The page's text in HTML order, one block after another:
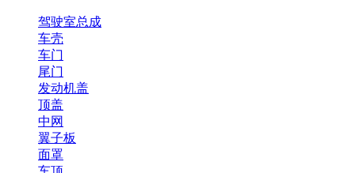
驾驶室总成
车壳
车门
尾门
发动机盖
顶盖
中网
翼子板
面罩